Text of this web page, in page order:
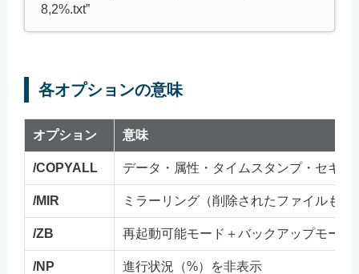
8,2%.txt”
各オプションの意味
オプション 意味
/COPYALL データ・属性・タイムスタンプ・セキ
/MIR ミラーリング（削除されたファイルもコ
/ZB 再起動可能モード＋バックアップモード
/NP 進行状況（%）を非表示